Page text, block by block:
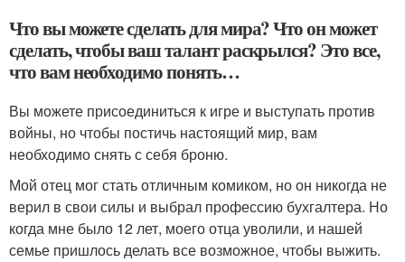
Что вы можете сделать для мира? Что он может
сделать, чтобы ваш талант раскрылся? Это все,
что вам необходимо понять…
Вы можете присоединиться к игре и выступать против
войны, но чтобы постичь настоящий мир, вам
необходимо снять с себя броню.
Мой отец мог стать отличным комиком, но он никогда не
верил в свои силы и выбрал профессию бухгалтера. Но
когда мне было 12 лет, моего отца уволили, и нашей
семье пришлось делать все возможное, чтобы выжить.